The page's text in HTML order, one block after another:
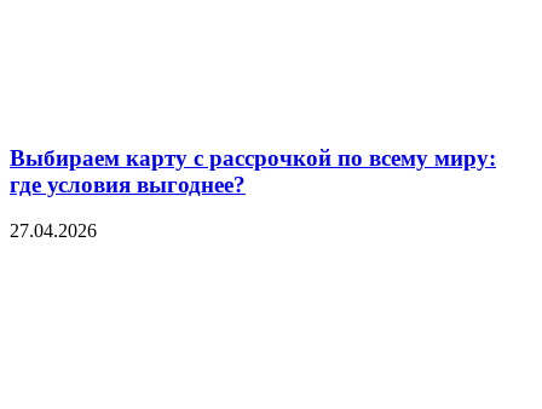
Выбираем карту с рассрочкой по всему миру:
где условия выгоднее?
27.04.2026